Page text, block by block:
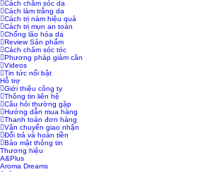
Cách chăm sóc da
Cách làm trắng da
Cách trị nám hiệu quả
Cách trị mụn an toàn
Chống lão hóa da
Review Sản phẩm
Cách chăm sóc tóc
Phương pháp giảm cân
Videos
Tin tức nổi bật
Hỗ trợ
Giới thiệu công ty
Thông tin liên hệ
Câu hỏi thường gặp
Hướng dẫn mua hàng
Thanh toán đơn hàng
Vận chuyển giao nhận
Đổi trả và hoàn tiền
Bảo mật thông tin
Thương hiệu
A&Plus
Aroma Dreams